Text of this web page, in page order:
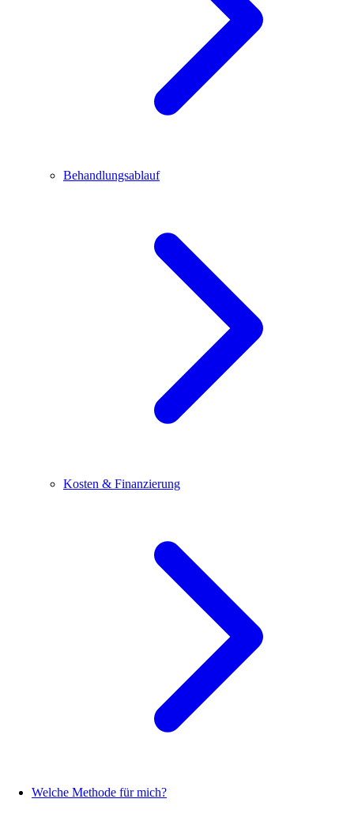
Behandlungsablauf
Kosten & Finanzierung
Welche Methode für mich?